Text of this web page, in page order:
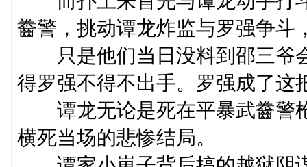
齤警，挑动谭龙炸监与罗强争斗
只是他们当日没料到邵三爷
得罗强不得不出手。罗强成了这
谭龙无论是死在平暴武齤警
横死当场的悲惨结局。